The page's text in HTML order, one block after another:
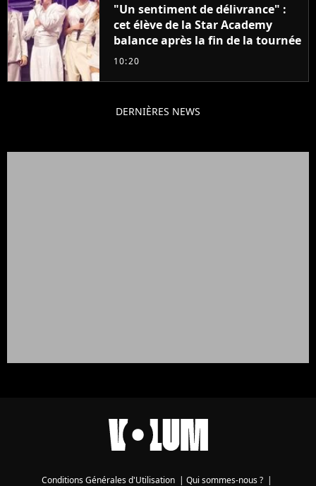
"Un sentiment de délivrance" :
cet élève de la Star Academy
balance après la fin de la tournée
10:20
DERNIÈRES NEWS
Conditions Générales d'Utilisation | Qui sommes-nous ? |